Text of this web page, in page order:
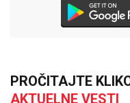
PROČITAJTE
AKTUELNE VESTI